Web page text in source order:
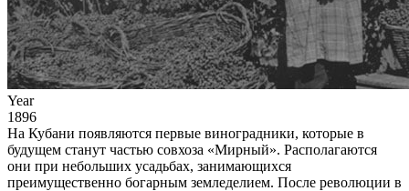
Year
1896
На Кубани появляются первые виноградники, которые в
будущем станут частью совхоза «Мирный». Располагаются
они при небольших усадьбах, занимающихся
преимущественно богарным земледелием. После революции в